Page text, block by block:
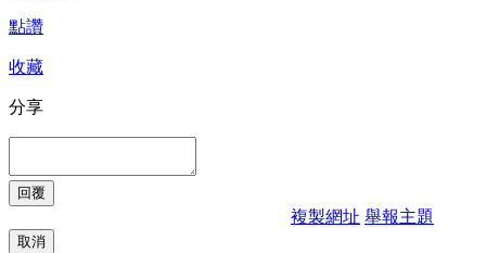
點讚
收藏
分享
複製網址 舉報主題
取消